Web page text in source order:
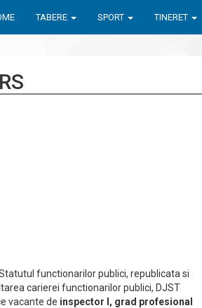
TABERE SPORT TINERET
functionarilor publici, republicata si
carierei functionarilor publici, DJST
vacante de inspector I, grad profesional